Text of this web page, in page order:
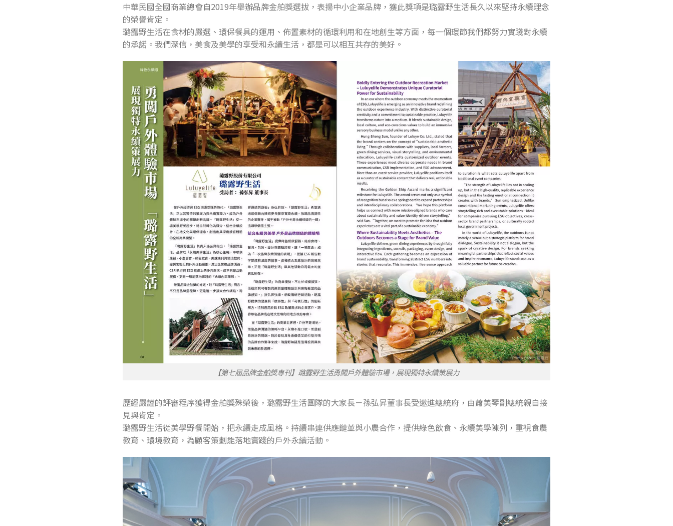
中華民國全國商業總會自2019年舉辦品牌金舶獎選拔，表揚中小企業品牌，獲此獎項是璐露野生活長久以來堅持永續理念
的榮譽肯定。
璐露野生活在食材的嚴選、環保餐具的運用、佈置素材的循環利用和在地創生等方面，每一個環節我們都努力實踐對永續
的承諾。我們深信，美食及美學的享受和永續生活，都是可以相互共存的美好。
【第七屆品牌金舶獎專刊】璐露野生活勇闖戶外體驗市場，展現獨特永續策展力
歷經嚴謹的評審程序獲得金舶獎殊榮後，璐露野生活團隊的大家長－孫弘昇董事長受邀進總統府，由蕭美琴副總統親自接
見與肯定。
璐露野生活從美學野餐開始，把永續走成風格。持續串連供應鏈並與小農合作，提供綠色飲食、永續美學陳列，重視食農
教育、環境教育，為顧客策劃能落地實踐的戶外永續活動。